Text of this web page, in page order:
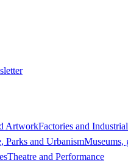
ArtworkFactories and
Parks and UrbanismMuseums,
Theatre and Performance